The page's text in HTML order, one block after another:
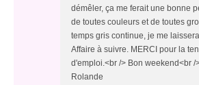
démêler, ça me ferait une bonne
de toutes couleurs et de toutes
temps gris continue, je me
Affaire à suivre. MERCI pour la
d'emploi.<br /> Bon weekend<br /
Rolande